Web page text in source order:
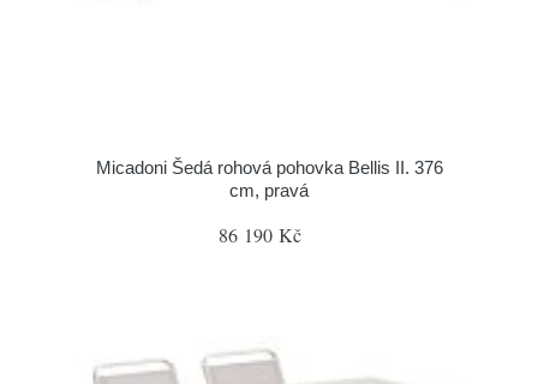
Micadoni Šedá rohová pohovka Bellis II. 376
cm, pravá
86 190 Kč